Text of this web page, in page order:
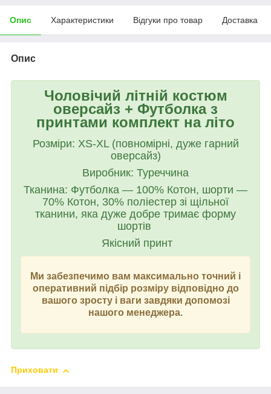
Опис Характеристики Відгуки про товар Доставка
Опис
Чоловічий літній костюм
оверсайз + Футболка з
принтами комплект на літо
Розміри: XS-XL (повномірні, дуже гарний
оверсайз)
Виробник: Туреччина
Тканина: Футболка — 100% Котон, шорти —
70% Котон, 30% поліестер зі щільної
тканини, яка дуже добре тримає форму
шортів
Якісний принт
Ми забезпечимо вам максимально точний і
оперативний підбір розміру відповідно до
вашого зросту і ваги завдяки допомозі
нашого менеджера.
Приховати